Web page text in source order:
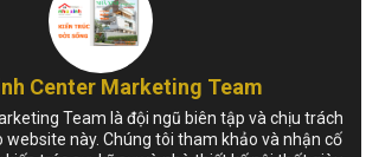
Center Marketing Team
Team là đội ngũ biên tập và chịu trách
website này. Chúng tôi tham khảo và nhận cố